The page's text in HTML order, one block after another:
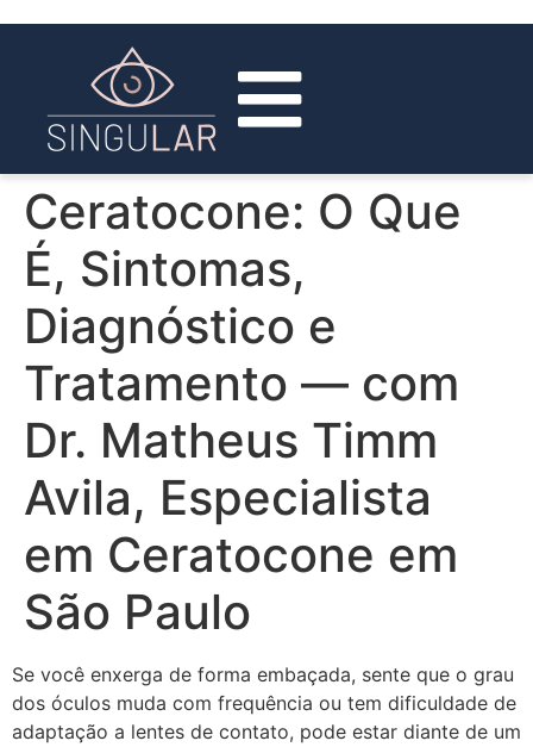
Ceratocone: O Que
É, Sintomas,
Diagnóstico e
Tratamento — com
Dr. Matheus Timm
Avila, Especialista
em Ceratocone em
São Paulo
Se você enxerga de forma embaçada, sente que o grau
dos óculos muda com frequência ou tem dificuldade de
adaptação a lentes de contato, pode estar diante de um